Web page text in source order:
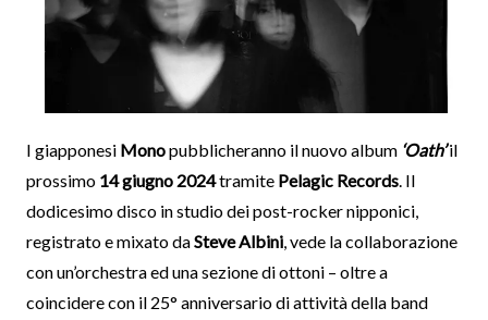
I giapponesi Monopubblicheranno il nuovo album‘Oath’il
prossimo 14 giugno 2024tramite Pelagic Records. Il
dodicesimo disco in studio dei post-rocker nipponici,
registrato e mixato daSteve Albini, vede la collaborazione
con un’orchestra ed una sezione di ottoni – oltre a
coincidere con il 25° anniversario di attività della band